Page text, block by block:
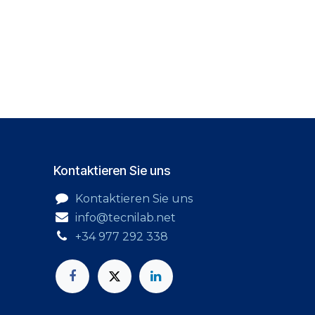
Kontaktieren Sie uns
Kontaktieren Sie uns
info@tecnilab.net
+34 977 292 338